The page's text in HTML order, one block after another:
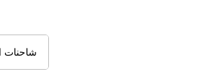
شاحنات